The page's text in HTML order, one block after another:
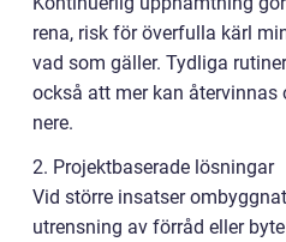
rena, risk för överfulla kärl
vad som gäller. Tydliga
också att mer kan
nere.
2. Projektbaserade lösningar
Vid större insatser
utrensning av förråd eller